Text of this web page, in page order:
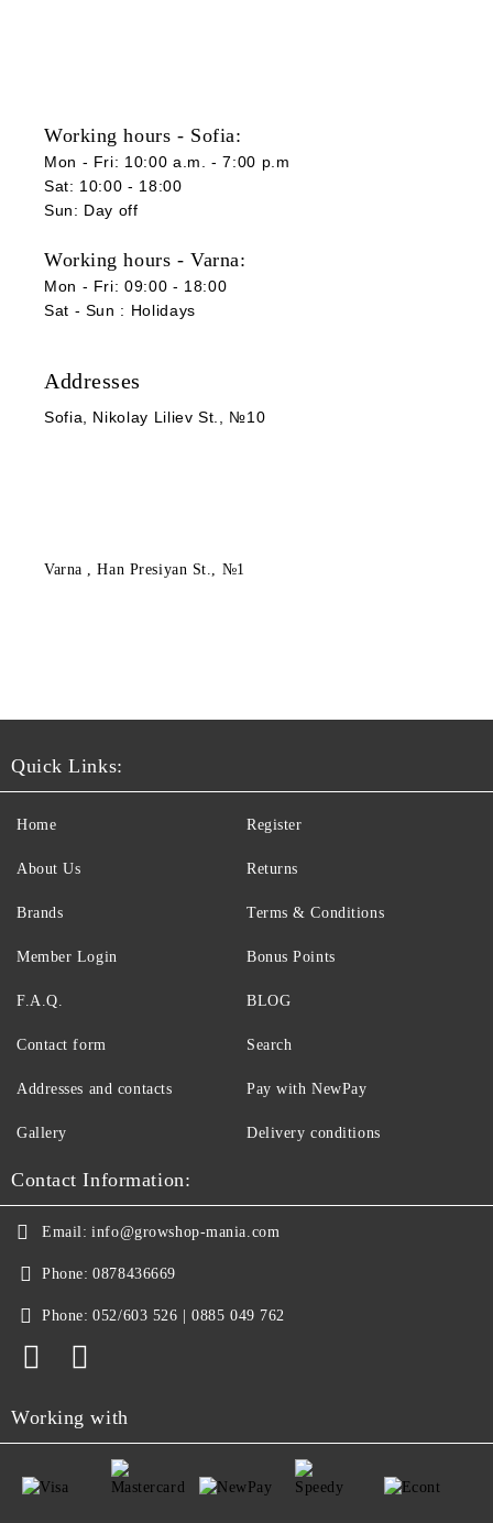
Working hours - Sofia:
Mon - Fri: 10:00 a.m. - 7:00 p.m
Sat: 10:00 - 18:00
Sun: Day off
Working hours - Varna:
Mon - Fri: 09:00 - 18:00
Sat - Sun : Holidays
Addresses
Sofia , Nikolay Liliev St., №10
Varna , Han Presiyan St., №1
Quick Links:
Home
About Us
Brands
Member Login
Register
Returns
Terms & Conditions
Bonus Points
F.A.Q.
Contact form
Addresses and contacts
Gallery
BLOG
Search
Pay with NewPay
Delivery conditions
Contact Information:
Email: info@growshop-mania.com
Phone: 0878436669
Phone: 052/603 526 | 0885 049 762
Working with